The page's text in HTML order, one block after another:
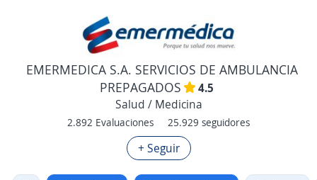
EMERMEDICA S.A. SERVICIOS DE AMBULANCIA
PREPAGADOS
4.5
Salud / Medicina
2.892 Evaluaciones 25.929 seguidores
+ Seguir